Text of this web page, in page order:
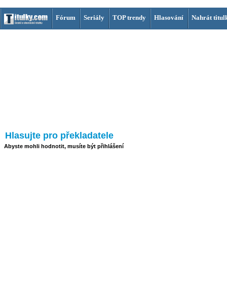
Fórum Seriály TOP trendy Hlasování Nahrát
Hlasujte pro překladatele
Abyste mohli hodnotit, musíte být přihlášení